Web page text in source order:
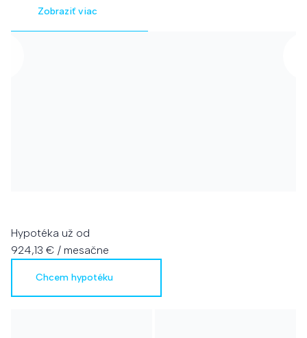
Zobraziť viac
Hypotéka už od
924,13 € / mesačne
Chcem hypotéku